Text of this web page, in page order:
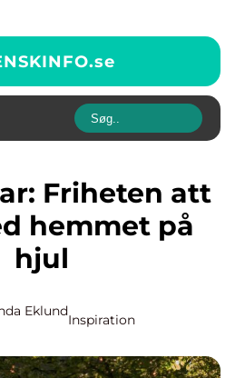
se
hemmet på
hjul
Eklund
Inspiration